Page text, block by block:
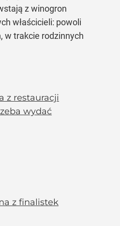
z winogron
właścicieli: powoli
w trakcie rodzinnych
z restauracji
wydać
z finalistek